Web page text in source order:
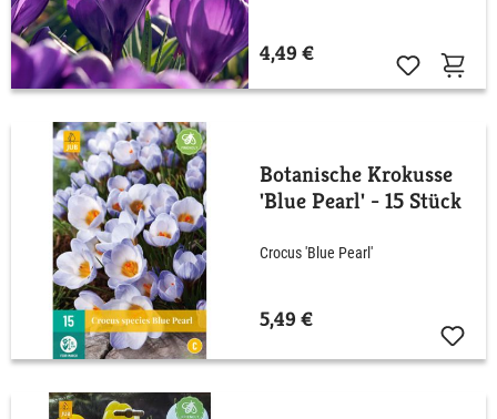
4,49 €
Botanische Krokusse
'Blue Pearl' - 15 Stück
Crocus 'Blue Pearl'
5,49 €